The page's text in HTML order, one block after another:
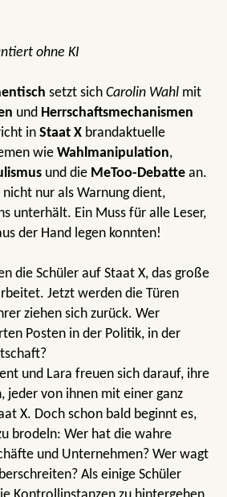
ohne KI
setzt sich Carolin Wahl mit
und Herrschaftsmechanismen
in Staat X brandaktuelle
wie Wahlmanipulation,
und die MeToo-Debatte an.
nicht nur als Warnung dient,
unterhält. Ein Muss für alle Leser,
der Hand legen konnten!
die Schüler auf Staat X, das große
Jetzt werden die Türen
ziehen sich zurück. Wer
Posten in der Politik, in der
und Lara freuen sich darauf, ihre
jeder von ihnen mit einer ganz
X. Doch schon bald beginnt es,
brodeln: Wer hat die wahre
und Unternehmen? Wer wagt
Als einige Schüler